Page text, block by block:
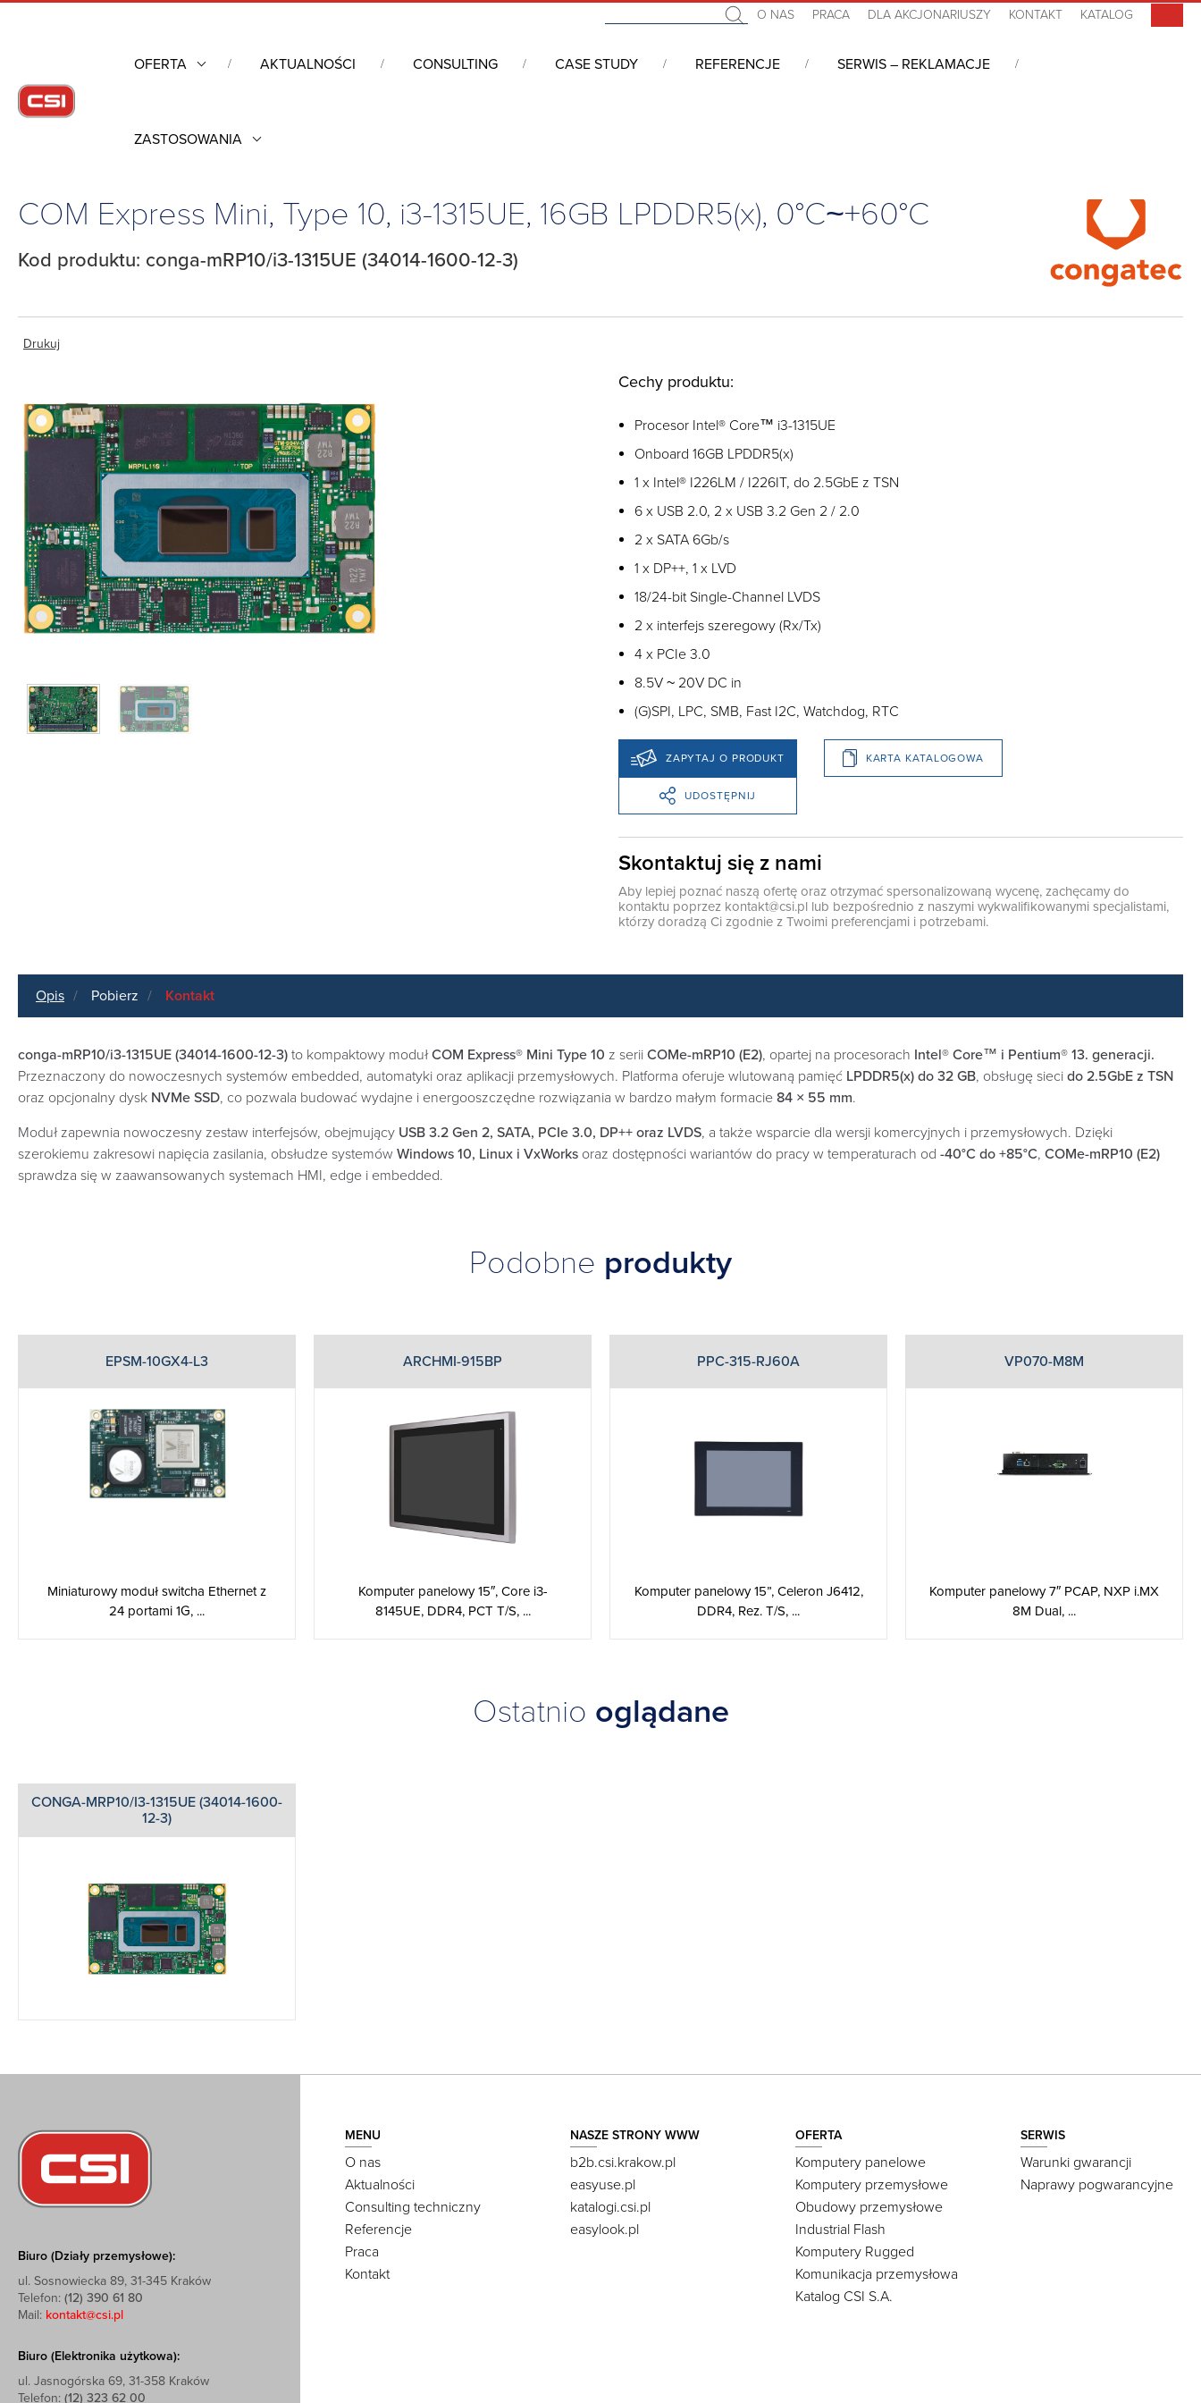
O NAS PRACA DLA AKCJONARIUSZY KONTAKT KATALOG
OFERTA AKTUALNOŚCI CONSULTING CASE STUDY REFERENCJE SERWIS – REKLAMACJE
ZASTOSOWANIA
Komputery przemysłowe
COM Express Mini, Type 10, i3-1315UE, 16GB LPDDR5(x), 0°C~+60°C
Kod produktu: conga-mRP10/i3-1315UE (34014-1600-12-3)
Drukuj
Cechy produktu:
Procesor Intel® Core™ i3-1315UE
Onboard 16GB LPDDR5(x)
1 x Intel® I226LM / I226IT, do 2.5GbE z TSN
6 x USB 2.0, 2 x USB 3.2 Gen 2 / 2.0
2 x SATA 6Gb/s
1 x DP++, 1 x LVD
18/24-bit Single-Channel LVDS
2 x interfejs szeregowy (Rx/Tx)
4 x PCIe 3.0
8.5V ~ 20V DC in
(G)SPI, LPC, SMB, Fast I2C, Watchdog, RTC
ZAPYTAJ O PRODUKT KARTA KATALOGOWA
UDOSTĘPNIJ
Skontaktuj się z nami
Aby lepiej poznać naszą ofertę oraz otrzymać spersonalizowaną wycenę, zachęcamy do
kontaktu poprzez kontakt@csi.pl lub bezpośrednio z naszymi wykwalifikowanymi specjalistami,
którzy doradzą Ci zgodnie z Twoimi preferencjami i potrzebami.
Opis Pobierz Kontakt
conga-mRP10/i3-1315UE (34014-1600-12-3) to kompaktowy modułCOM Express® Mini Type 10 z serii COMe-mRP10 (E2), opartej na procesorach Intel® Core™ i Pentium® 13. generacji.
Przeznaczony do nowoczesnych systemów embedded, automatyki oraz aplikacji przemysłowych. Platforma oferuje wlutowaną pamięć LPDDR5(x) do 32 GB, obsługę sieci do 2.5GbE z TSN
oraz opcjonalny dysk NVMe SSD, co pozwala budować wydajne i energooszczędne rozwiązania w bardzo małym formacie 84 × 55 mm.
Moduł zapewnia nowoczesny zestaw interfejsów, obejmujący USB 3.2 Gen 2, SATA, PCIe 3.0, DP++ oraz LVDS, a także wsparcie dla wersji komercyjnych i przemysłowych. Dzięki
szerokiemu zakresowi napięcia zasilania, obsłudze systemów Windows 10, Linux i VxWorks oraz dostępności wariantów do pracy w temperaturach od -40°C do +85°C, COMe-mRP10 (E2)
sprawdza się w zaawansowanych systemach HMI, edge i embedded.
Podobne produkty
EPSM-10GX4-L3
Miniaturowy moduł switcha Ethernet z
24 portami 1G, ...
ARCHMI-915BP
Komputer panelowy 15″, Core i3-
8145UE, DDR4, PCT T/S, ...
PPC-315-RJ60A
Komputer panelowy 15”, Celeron J6412,
DDR4, Rez. T/S, ...
VP070-M8M
Komputer panelowy 7″ PCAP, NXP i.MX
8M Dual, ...
Ostatnio oglądane
CONGA-MRP10/I3-1315UE (34014-1600-
12-3)
Biuro (Działy przemysłowe):
ul. Sosnowiecka 89, 31-345 Kraków
Telefon: (12) 390 61 80
Mail: kontakt@csi.pl
Biuro (Elektronika użytkowa):
ul. Jasnogórska 69, 31-358 Kraków
Telefon: (12) 323 62 00
MENU
O nas
Aktualności
Consulting techniczny
Referencje
Praca
Kontakt
NASZE STRONY WWW
b2b.csi.krakow.pl
easyuse.pl
katalogi.csi.pl
easylook.pl
OFERTA
Komputery panelowe
Komputery przemysłowe
Obudowy przemysłowe
Industrial Flash
Komputery Rugged
Komunikacja przemysłowa
Katalog CSI S.A.
SERWIS
Warunki gwarancji
Naprawy pogwarancyjne